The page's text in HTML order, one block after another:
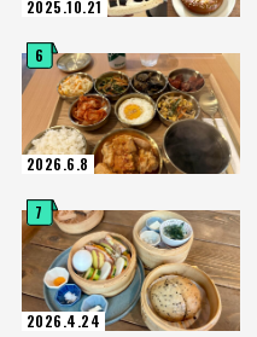
2025.10.21
6
2026.6.8
7
2026.4.24